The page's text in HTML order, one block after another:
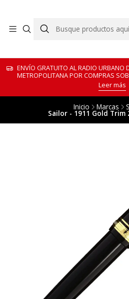
ENVÍO GRATUITO AL RADIO URBANO
METROPOLITANA POR COMPRAS
Leer más
Inicio Marcas
Sailor - 1911 Gold Trim